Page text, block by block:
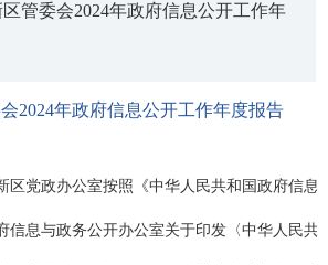
管委会2024年政府信息公开工作年
2024年政府信息公开工作年度报告
区党政办公室按照《中华人民共和国政府信息
信息与政务公开办公室关于印发〈中华人民共